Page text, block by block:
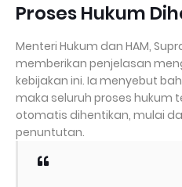
Proses Hukum
Menteri Hukum dan HAM,
memberikan penjelasan
kebijakan ini. Ia menyebut
maka seluruh proses hukum
otomatis dihentikan, mulai
penuntutan.